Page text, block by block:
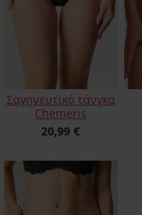
Σαγηνευτικό τάνγκα
Chemeris
20,99 €